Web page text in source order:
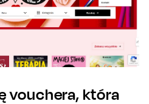
vouchera, która